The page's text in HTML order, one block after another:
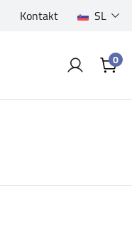
Kontakt SL
0